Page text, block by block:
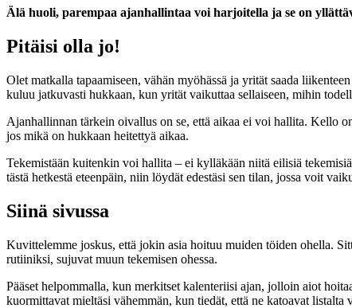
Älä huoli, parempaa ajanhallintaa voi harjoitella ja se on
Pitäisi olla jo!
Olet matkalla tapaamiseen, vähän myöhässä ja yrität saada
kuluu jatkuvasti hukkaan, kun yrität vaikuttaa sellaiseen, mihin
Ajanhallinnan tärkein oivallus on se, että aikaa ei voi hallita. Kello
jos mikä on hukkaan heitettyä aikaa.
Tekemistään kuitenkin voi hallita – ei kylläkään niitä eilisiä
tästä hetkestä eteenpäin, niin löydät edestäsi sen tilan, jossa voit
Siinä sivussa
Kuvittelemme joskus, että jokin asia hoituu muiden töiden ohella.
rutiiniksi, sujuvat muun tekemisen ohessa.
Pääset helpommalla, kun merkitset kalenteriisi ajan, jolloin aiot
kuormittavat mieltäsi vähemmän, kun tiedät, että ne katoavat listalta